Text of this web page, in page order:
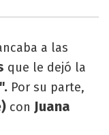
a las
que le dejó la
Por su parte,
con Juana